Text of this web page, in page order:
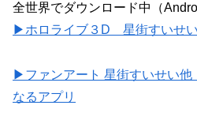
全世界でダウンロード中（
▶ホロライブ３D 星街すいせい
▶ファンアート 星街すいせい
なるアプリ